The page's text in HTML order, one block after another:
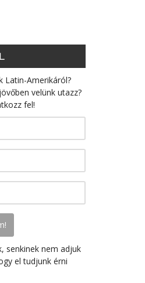
Latin-Amerikáról?
velünk utazz?
fel!
senkinek nem adjuk
el tudjunk érni